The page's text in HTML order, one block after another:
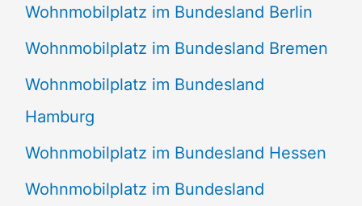
Wohnmobilplatz im Bundesland Berlin
Wohnmobilplatz im Bundesland Bremen
Wohnmobilplatz im Bundesland
Hamburg
Wohnmobilplatz im Bundesland Hessen
Wohnmobilplatz im Bundesland